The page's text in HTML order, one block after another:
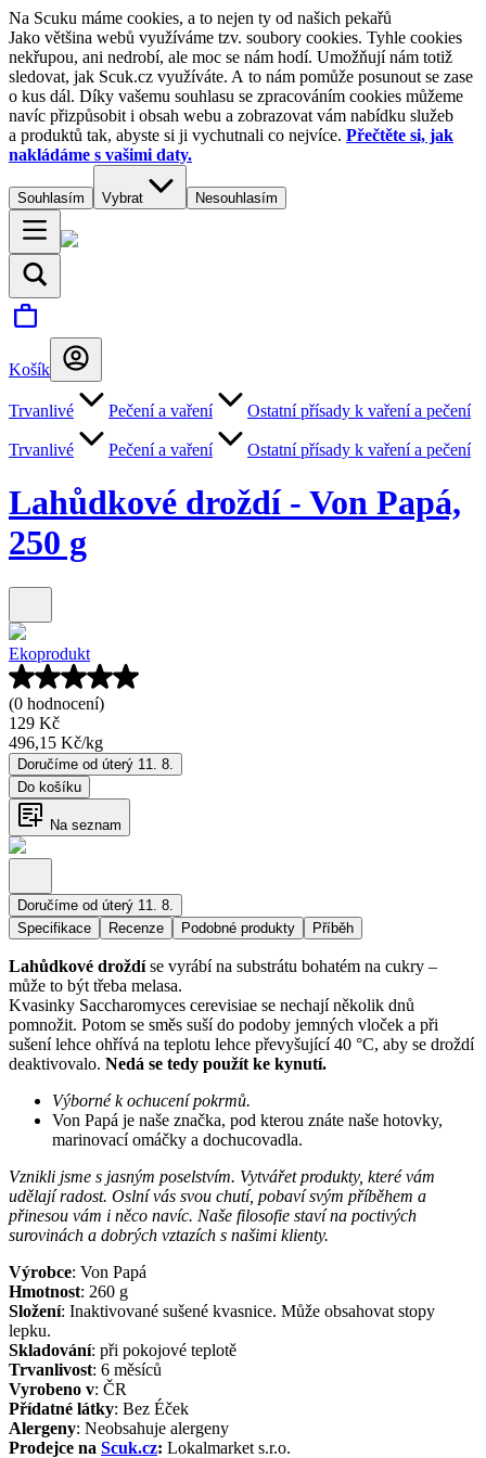
Na Scuku máme cookies, a to nejen ty od našich pekařů
Jako většina webů využíváme tzv. soubory cookies. Tyhle cookies
nekřupou, ani nedrobí, ale moc se nám hodí. Umožňují nám totiž
sledovat, jak Scuk.cz využíváte. A to nám pomůže posunout se zase
o kus dál. Díky vašemu souhlasu se zpracováním cookies můžeme
navíc přizpůsobit i obsah webu a zobrazovat vám nabídku služeb
a produktů tak, abyste si ji vychutnali co nejvíce. Přečtěte si, jak
nakládáme s vašimi daty.
Souhlasím Vybrat Nesouhlasím
Košík
Trvanlivé Pečení a vaření Ostatní přísady k vaření a pečení
Trvanlivé Pečení a vaření Ostatní přísady k vaření a pečení
Lahůdkové droždí - Von Papá,
250 g
Ekoprodukt
(0 hodnocení)
129 Kč
496,15 Kč/kg
Doručíme od úterý 11. 8.
Do košíku
Na seznam
Doručíme od úterý 11. 8.
Specifikace
Recenze Podobné produkty Příběh
Lahůdkové droždíse vyrábí na substrátu bohatém na cukry –
může to být třeba melasa.
Kvasinky Saccharomyces cerevisiae se nechají několik dnů
pomnožit. Potom se směs suší do podoby jemných vloček a při
sušení lehce ohřívá na teplotu lehce převyšující 40 °C, aby se droždí
deaktivovalo. Nedá se tedy použít ke kynutí.
Výborné k ochucení pokrmů.
Von Papá je naše značka, pod kterou znáte naše hotovky,
marinovací omáčky a dochucovadla.
Vznikli jsme s jasným poselstvím. Vytvářet produkty, které vám
udělají radost. Oslní vás svou chutí, pobaví svým příběhem a
přinesou vám i něco navíc. Naše filosofie staví na poctivých
surovinách a dobrých vztazích s našimi klienty.
Výrobce: Von Papá
Hmotnost: 260 g
Složení: Inaktivované sušené kvasnice. Může obsahovat stopy
lepku.
Skladování: při pokojové teplotě
Trvanlivost: 6 měsíců
Vyrobeno v: ČR
Přídatné látky: Bez Éček
Alergeny: Neobsahuje alergeny
Prodejce na Scuk.cz: Lokalmarket s.r.o.